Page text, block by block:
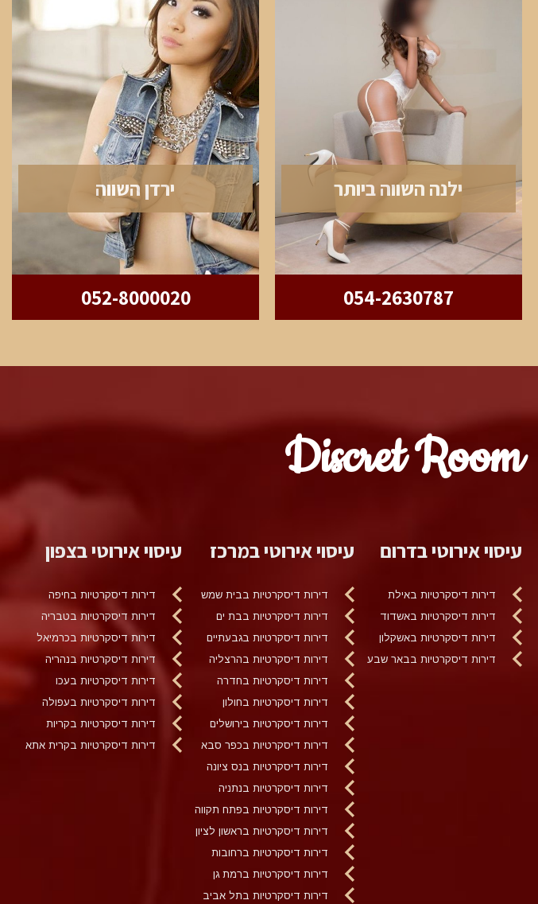
ילנה השווה ביותר
054-2630787
ירדן השווה
052-8000020
Discret Room
עיסוי אירוטי בדרום
דירות דיסקרטיות באילת
דירות דיסקרטיות באשדוד
דירות דיסקרטיות באשקלון
דירות דיסקרטיות בבאר שבע
עיסוי אירוטי במרכז
דירות דיסקרטיות בבית שמש
דירות דיסקרטיות בבת ים
דירות דיסקרטיות בגבעתיים
דירות דיסקרטיות בהרצליה
דירות דיסקרטיות בחדרה
דירות דיסקרטיות בחולון
דירות דיסקרטיות בירושלים
דירות דיסקרטיות בכפר סבא
דירות דיסקרטיות בנס ציונה
דירות דיסקרטיות בנתניה
דירות דיסקרטיות בפתח תקווה
דירות דיסקרטיות בראשון לציון
דירות דיסקרטיות ברחובות
דירות דיסקרטיות ברמת גן
דירות דיסקרטיות בתל אביב
עיסוי אירוטי בצפון
דירות דיסקרטיות בחיפה
דירות דיסקרטיות בטבריה
דירות דיסקרטיות בכרמיאל
דירות דיסקרטיות בנהריה
דירות דיסקרטיות בעכו
דירות דיסקרטיות בעפולה
דירות דיסקרטיות בקריות
דירות דיסקרטיות בקרית אתא